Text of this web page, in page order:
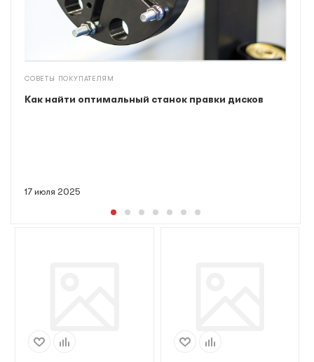
СОВЕТЫ ПОКУПАТЕЛЯМ
17 июля 2025
Как найти оптимальный станок правки дисков